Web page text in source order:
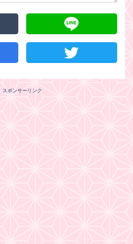
スポンサーリンク